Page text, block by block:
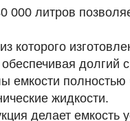
000 литров
которого
долгий
емкости
жидкости.
делает емкость